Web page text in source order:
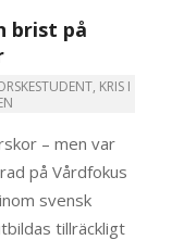
brist på
, KRIS I
– men var
på Vårdfokus
svensk
tillräckligt